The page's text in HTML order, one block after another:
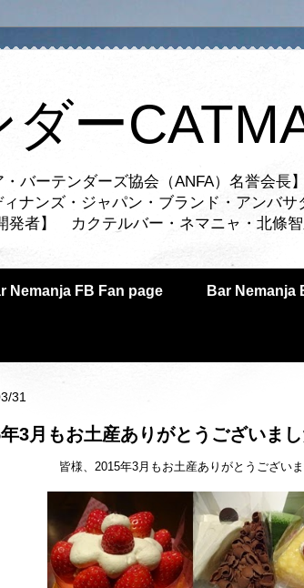
ー
・バーテンダーズ協会（ANFA）名誉会長
ィナンズ・ジャパン・ブランド・アンバ
発者】 カクテルバー・ネマニャ・北條智
Nemanja FB Fan page Bar Nemanja
31
3月もお土産ありがとうございまし
皆様、2015年3月もお土産ありがとうございま